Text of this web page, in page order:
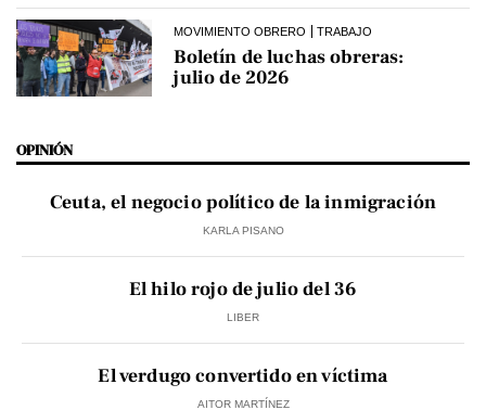
MOVIMIENTO OBRERO TRABAJO
Boletín de luchas obreras:
julio de 2026
OPINIÓN
Ceuta, el negocio político de la inmigración
KARLA PISANO
El hilo rojo de julio del 36
LIBER
El verdugo convertido en víctima
AITOR MARTÍNEZ